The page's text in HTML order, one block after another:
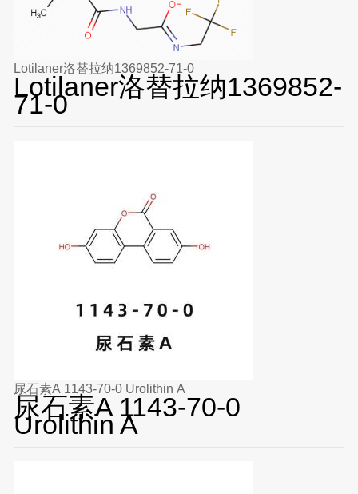
Lotilaner洛替拉纳1369852-71-0
Lotilaner洛替拉纳1369852-
71-0
尿石素A 1143-70-0 Urolithin A
尿石素A 1143-70-0
Urolithin A